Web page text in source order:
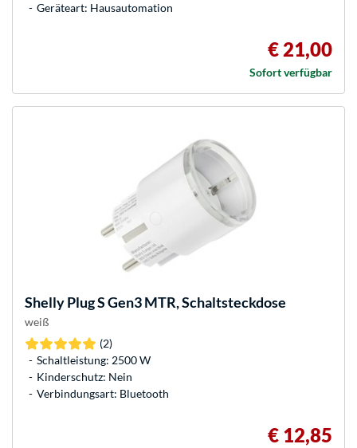
Geräteart: Hausautomation
€ 21,00
Sofort verfügbar
ShellyPlug S Gen3 MTR, Schaltsteckdose
weiß
(2)
Schaltleistung: 2500 W
Kinderschutz: Nein
Verbindungsart: Bluetooth
€ 12,85